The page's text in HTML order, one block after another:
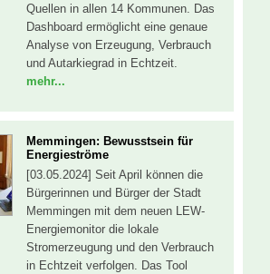
Quellen in allen 14 Kommunen. Das
Dashboard ermöglicht eine genaue
Analyse von Erzeugung, Verbrauch
und Autarkiegrad in Echtzeit.
mehr...
Memmingen: Bewusstsein für
Energieströme
[03.05.2024] Seit April können die
Bürgerinnen und Bürger der Stadt
Memmingen mit dem neuen LEW-
Energiemonitor die lokale
Stromerzeugung und den Verbrauch
in Echtzeit verfolgen. Das Tool